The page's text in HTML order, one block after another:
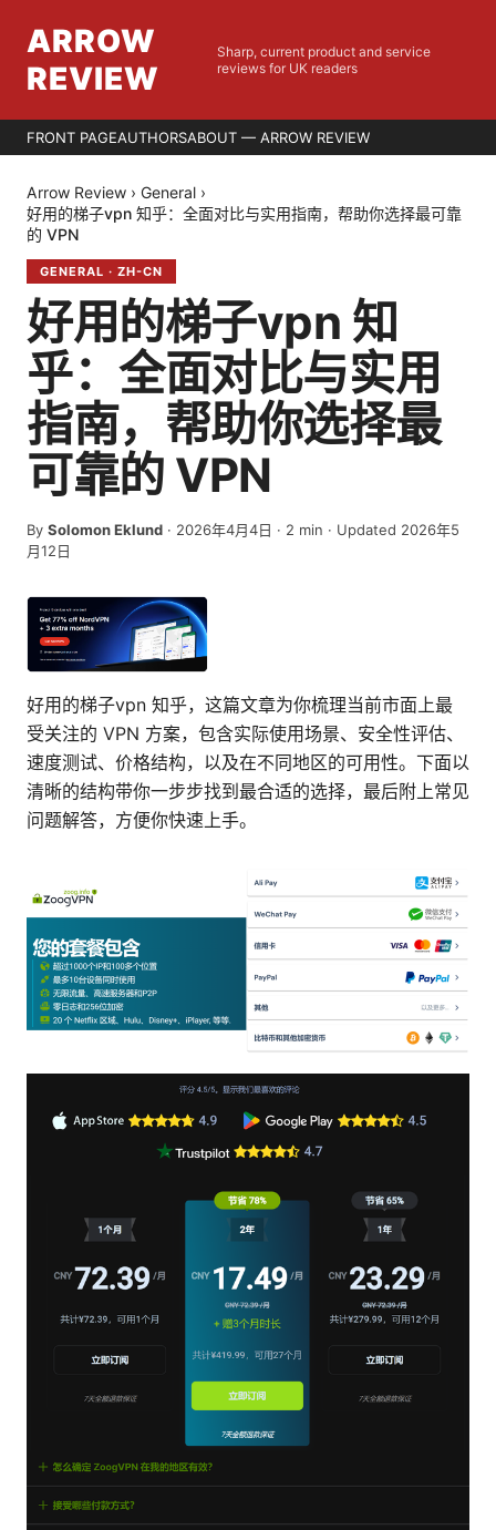
ARROW
REVIEW
Sharp, current product and service
reviews for UK readers
FRONT PAGEAUTHORSABOUT — ARROW REVIEW
Arrow Review › General ›
好用的梯子vpn 知乎：全面对比与实用指南，帮助你选择最可靠
的 VPN
GENERAL · ZH-CN
好用的梯子vpn 知
乎：全面对比与实用
指南，帮助你选择最
可靠的 VPN
By Solomon Eklund · 2026年4月4日 · 2 min · Updated 2026年5
月12日
好用的梯子vpn 知乎，这篇文章为你梳理当前市面上最
受关注的 VPN 方案，包含实际使用场景、安全性评估、
速度测试、价格结构，以及在不同地区的可用性。下面以
清晰的结构带你一步步找到最合适的选择，最后附上常见
问题解答，方便你快速上手。